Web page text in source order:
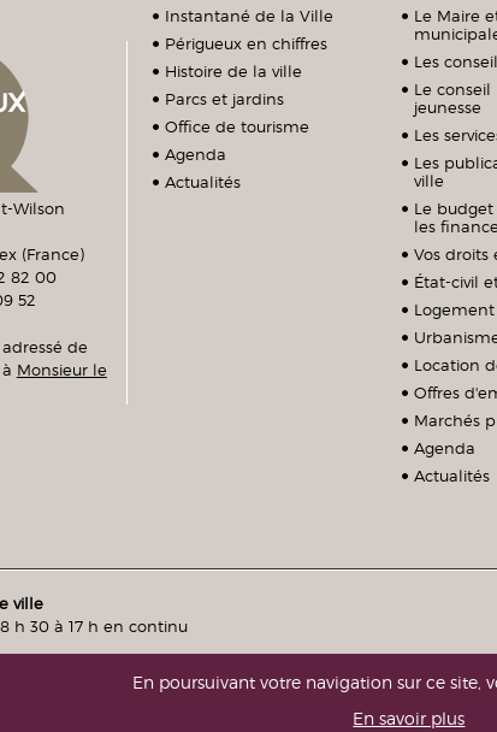
Wilson
(France)
82 00
52
de
Monsieur le
Instantané de la Ville
Périgueux en chiffres
Histoire de la ville
Parcs et jardins
Office de tourisme
Agenda
Actualités
Le Maire
Les
Le
jeunesse
Les
Les
ville
Le
les
Vos droits
État-civil
Location
Offres
Marchés
Agenda
Actualités
ville
h 30 à 17 h en continu
En poursuivant votre navigation sur ce site,
En savoir plus